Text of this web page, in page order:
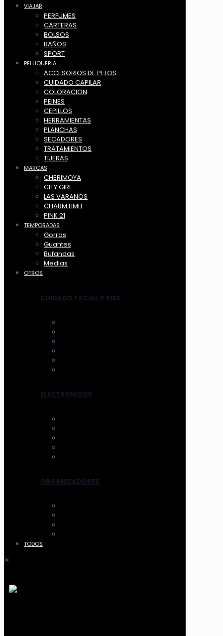
VIAJAR
PERFUMES
CARTERAS
BOLSOS
BAÑOS
SPORT
PELUQUERIA
ACCESORIOS DE PELOS
CUIDADO CAPILAR
COLORACION
PEINES
CEPILLOS
HERRAMIENTAS
PLANCHAS
SECADORES
TRATAMIENTOS
TIJERAS
MARCAS
CHERIMOYA
CITY GIRL
LAS VARANOS
CHARM LIMIT
PINK 21
TEMPORADAS
Gorros
Guantes
Bufandas
Medias
OTROS
CUIDADO FACIAL Y PIES
ELECTRONICOS
ORGANIZADORES
TODOS
✕